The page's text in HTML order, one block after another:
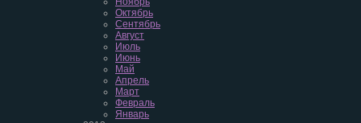
Октябрь
Сентябрь
Август
Июль
Июнь
Май
Апрель
Март
Февраль
Январь